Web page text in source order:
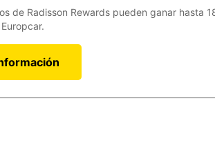
de Radisson Rewards pueden ganar hasta